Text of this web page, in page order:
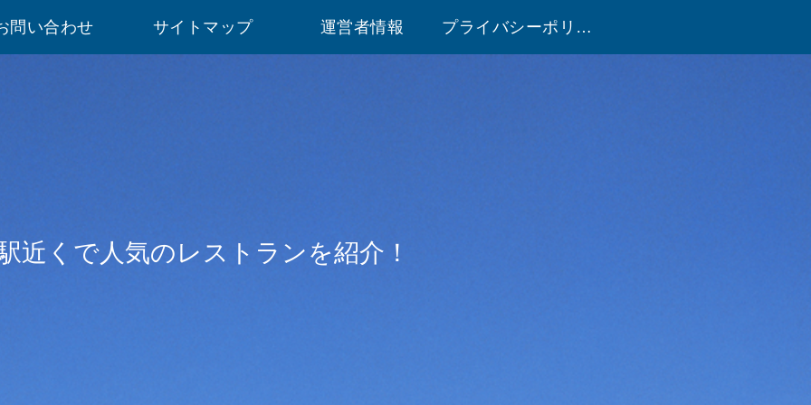
近くで人気のレストランを紹介！
問い合わせ サイトマップ 運営者情報 プライバシーポリシー